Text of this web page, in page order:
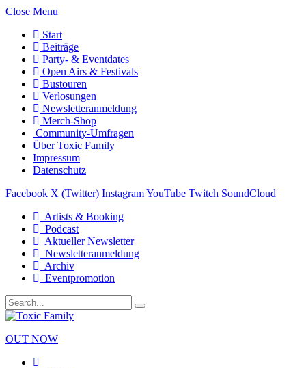
Close Menu
Start
Beiträge
Party- & Eventdates
Open Airs & Festivals
Bustouren
Verlosungen
Newsletteranmeldung
Merch-Shop
Community-Umfragen
Über Toxic Family
Impressum
Datenschutz
Facebook X (Twitter) InstagramYouTube Twitch SoundCloud
Artists & Booking
Podcast
Aktueller Newsletter
Newsletteranmeldung
Archiv
Eventpromotion
OUT NOW